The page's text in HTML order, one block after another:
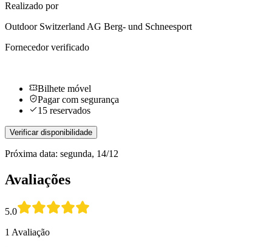
Realizado por
Outdoor Switzerland AG Berg- und Schneesport
Fornecedor verificado
Bilhete móvel
Pagar com segurança
15 reservados
Verificar disponibilidade
Próxima data: segunda, 14/12
Avaliações
5.0
1 Avaliação